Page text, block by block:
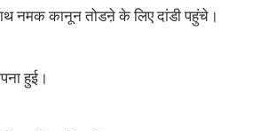
नमक कानून तोडऩे के लिए दांडी पहुंचे।
हुई।